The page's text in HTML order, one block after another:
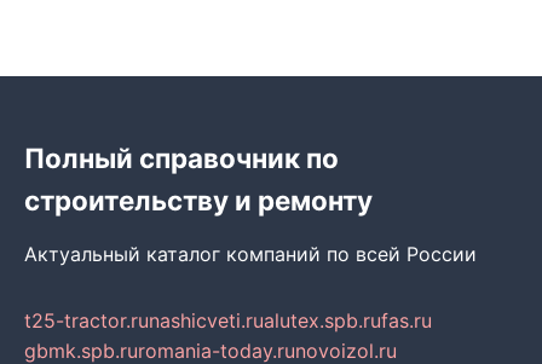
Полный справочник по
строительству и ремонту
Актуальный каталог компаний по всей России
t25-tractor.runashicveti.rualutex.spb.rufas.ru
gbmk.spb.ruromania-today.runovoizol.ru